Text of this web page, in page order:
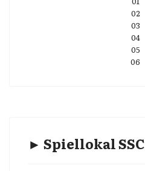
02
03
04
05
06
► Spiellokal SSC